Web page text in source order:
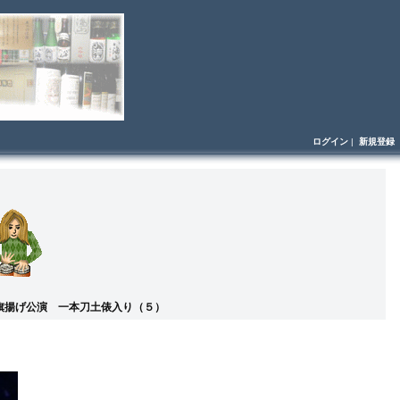
ログイン | 新規登録
げ公演 一本刀土俵入り（５）